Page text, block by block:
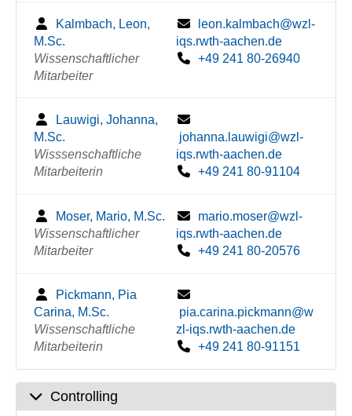
Kalmbach, Leon,
M.Sc.
Wissenschaftlicher
Mitarbeiter
leon.kalmbach@wzl-
iqs.rwth-aachen.de
+49 241 80-26940
Lauwigi, Johanna,
M.Sc.
Wisssenschaftliche
Mitarbeiterin
johanna.lauwigi@wzl-
iqs.rwth-aachen.de
+49 241 80-91104
Moser, Mario, M.Sc.
Wissenschaftlicher
Mitarbeiter
mario.moser@wzl-
iqs.rwth-aachen.de
+49 241 80-20576
Pickmann, Pia
Carina, M.Sc.
Wissenschaftliche
Mitarbeiterin
pia.carina.pickmann@w
zl-iqs.rwth-aachen.de
+49 241 80-91151
Controlling